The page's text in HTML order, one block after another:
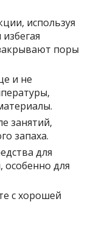
используя
поры
и не
занятий,
запаха.
для
особенно для
с хорошей